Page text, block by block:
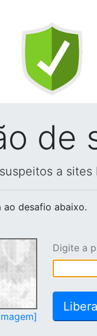
de
a
ao desafio abaixo.
Digite a